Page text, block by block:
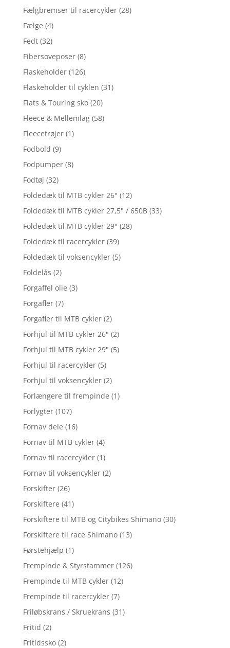
Fælgbremser til racercykler (28)
Fælge (4)
Fedt (32)
Fibersoveposer (8)
Flaskeholder (126)
Flaskeholder til cyklen (31)
Flats & Touring sko (20)
Fleece & Mellemlag (58)
Fleecetrøjer (1)
Fodbold (9)
Fodpumper (8)
Fodtøj (32)
Foldedæk til MTB cykler 26" (12)
Foldedæk til MTB cykler 27,5" / 650B (33)
Foldedæk til MTB cykler 29" (28)
Foldedæk til racercykler (39)
Foldedæk til voksencykler (5)
Foldelås (2)
Forgaffel olie (3)
Forgafler (7)
Forgafler til MTB cykler (2)
Forhjul til MTB cykler 26" (2)
Forhjul til MTB cykler 29" (5)
Forhjul til racercykler (5)
Forhjul til voksencykler (2)
Forlængere til frempinde (1)
Forlygter (107)
Fornav dele (16)
Fornav til MTB cykler (4)
Fornav til racercykler (1)
Fornav til voksencykler (2)
Forskifter (26)
Forskiftere (41)
Forskiftere til MTB og Citybikes Shimano (30)
Forskiftere til race Shimano (13)
Førstehjælp (1)
Frempinde & Styrstammer (126)
Frempinde til MTB cykler (12)
Frempinde til racercykler (7)
Friløbskrans / Skruekrans (31)
Fritid (2)
Fritidssko (2)